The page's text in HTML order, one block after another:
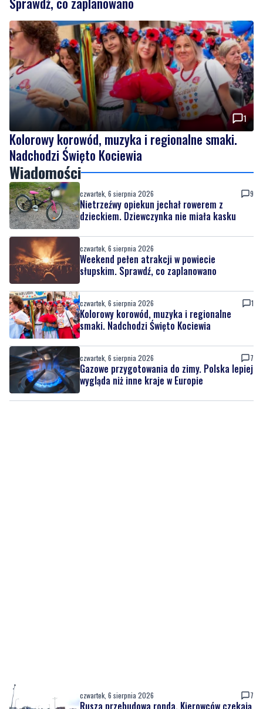
1
Kolorowy korowód, muzyka i regionalne smaki.
Nadchodzi Święto Kociewia
Wiadomości
czwartek, 6 sierpnia 2026 9
Nietrzeźwy opiekun jechał rowerem z
dzieckiem. Dziewczynka nie miała kasku
czwartek, 6 sierpnia 2026
Weekend pełen atrakcji w powiecie
słupskim. Sprawdź, co zaplanowano
czwartek, 6 sierpnia 2026 1
Kolorowy korowód, muzyka i regionalne
smaki. Nadchodzi Święto Kociewia
czwartek, 6 sierpnia 2026 7
Gazowe przygotowania do zimy. Polska lepiej
wygląda niż inne kraje w Europie
czwartek, 6 sierpnia 2026 7